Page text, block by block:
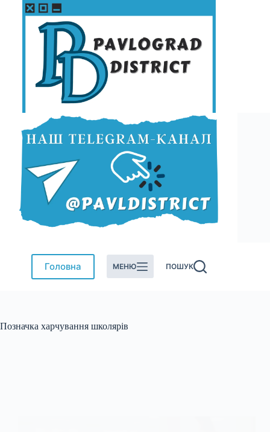
Перейти
Головна МЕНЮ ПОШУК
Позначка харчування школярів